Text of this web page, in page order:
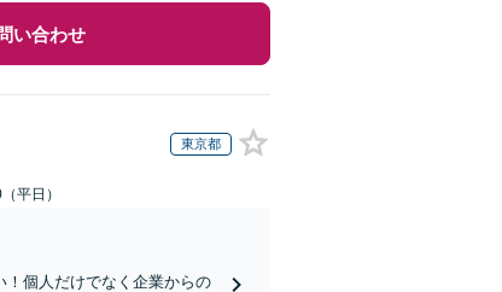
い合わせ
東京都
平日）
個人だけでなく企業からの